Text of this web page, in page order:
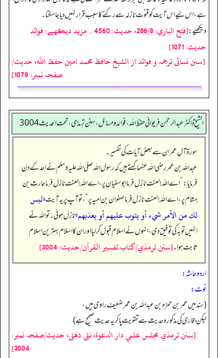
ہے، اس لیے اس آیت کو قنوت نازلہ سے رکنے کا سبب قرار نہیں دیا جا سکتا۔
دیکھیے:
[فتح الباري: 286/8، حدیث: 4560۔ مزید دیکھیے: فوائد
حدیث: 1071]
[سنن نسائی ترجمہ و فوائد از الشیخ حافظ محمد امین حفظ اللہ، حدیث/
صفحہ نمبر: 1079]
الشیخ ڈاکٹر عبد الرحمٰن فریوائی حفظ اللہ، فوائد و مسائل، سنن ترمذی، تحت الحديث 3004
سورۃ آل عمران سے بعض آیات کی تفسیر۔
عبداللہ بن عمر رضی الله عنہما کہتے ہیں کہ رسول اللہ صلی اللہ علیہ وسلم نے احد کے دن
فرمایا:”اے اللہ! لعنت نازل فرما ابوسفیان پر، اے اللہ! لعنت نازل فرما حارث بن
ہشام پر، اے اللہ! لعنت نازل فرما صفوان بن امیہ پر“، تو آپ پر یہ آیت«ليس
لك من الأمر شيء أو يتوب عليهم أو يعذبهم»نازل ہوئی۔ تو اللہ نے
انہیں توبہ کی توفیق دی، انہوں نے اسلام قبول کر لیا اور ان کا اسلام بہترین اسلام
ثابت ہوا۔[سنن ترمذي/كتاب تفسير القرآن/حدیث: 3004]
اردو حاشہ:
نوٹ:
(سند میں عمر بن حمزہ بن عبد اللہ بن عمر ضعیف راوی ہیں،
لیکن بخاری کی مذکورہ حدیث سے تقویت پا کر یہ حدیث صحیح ہے)
[سنن ترمذي مجلس علمي دار الدعوة، نئى دهلى، حدیث/صفحہ نمبر:
3004]